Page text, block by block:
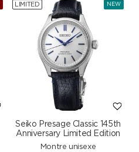
NEW
LIMITED
Seiko Presage Classic 145th
Anniversary Limited Edition
Montre unisexe